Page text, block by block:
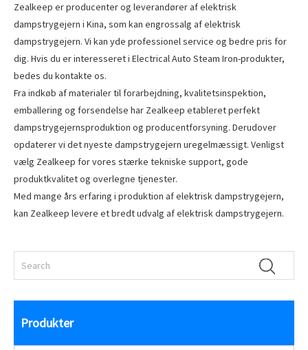
Zealkeep er producenter og leverandører af elektrisk
dampstrygejern i Kina, som kan engrossalg af elektrisk
dampstrygejern. Vi kan yde professionel service og bedre pris for
dig. Hvis du er interesseret i Electrical Auto Steam Iron-produkter,
bedes du kontakte os.
Fra indkøb af materialer til forarbejdning, kvalitetsinspektion,
emballering og forsendelse har Zealkeep etableret perfekt
dampstrygejernsproduktion og producentforsyning. Derudover
opdaterer vi det nyeste dampstrygejern uregelmæssigt. Venligst
vælg Zealkeep for vores stærke tekniske support, gode
produktkvalitet og overlegne tjenester.
Med mange års erfaring i produktion af elektrisk dampstrygejern,
kan Zealkeep levere et bredt udvalg af elektrisk dampstrygejern.
Produkter